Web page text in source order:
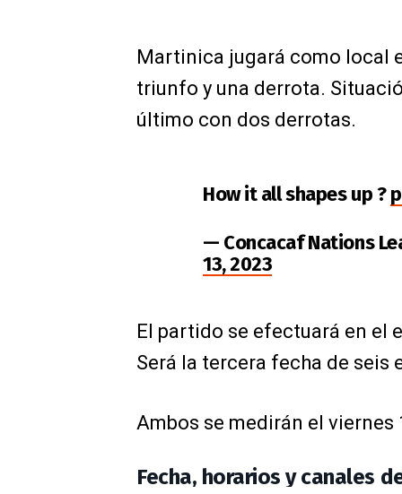
Martinica jugará como local
triunfo y una derrota.
último con dos derrotas.
How it all shapes up ?
— Concacaf Nations
13, 2023
El partido se efectuará en el
Será la tercera fecha de seis
Ambos se medirán el viernes
Fecha, horarios y canales